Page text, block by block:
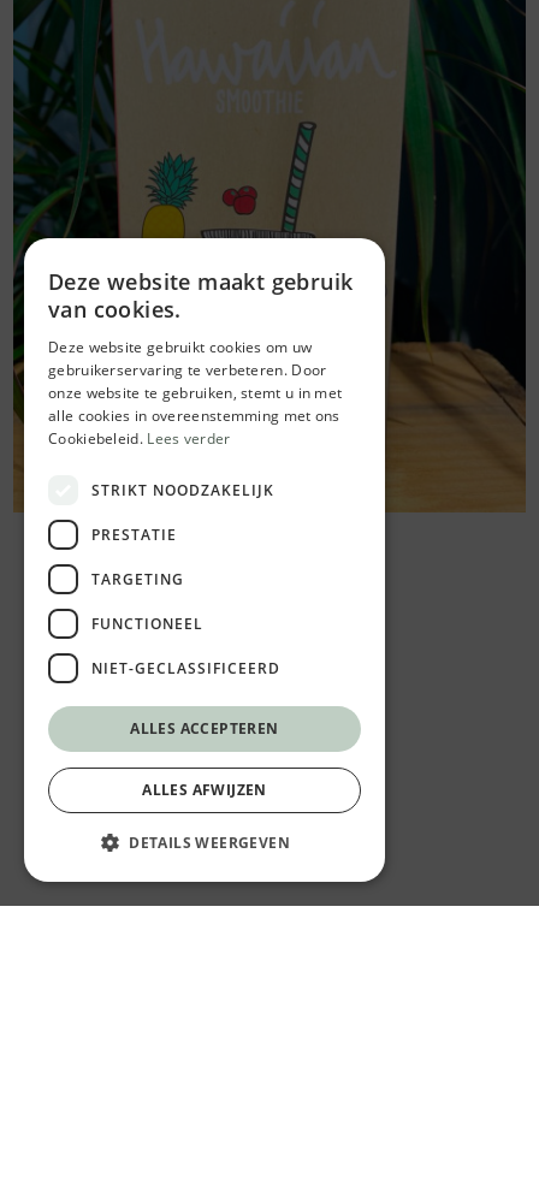
Deze website maakt gebruik
van cookies.
Deze website gebruikt cookies om uw
gebruikerservaring te verbeteren. Door
onze website te gebruiken, stemt u in met
alle cookies in overeenstemming met ons
Cookiebeleid. Lees verder
STRIKT NOODZAKELIJK
PRESTATIE
TARGETING
FUNCTIONEEL
NIET-GECLASSIFICEERD
ALLES ACCEPTEREN
ALLES AFWIJZEN
DETAILS WEERGEVEN